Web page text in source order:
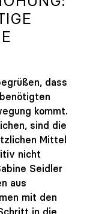
dass
kommt.
sind die
Mittel
nicht
Seidler
aus
mit den